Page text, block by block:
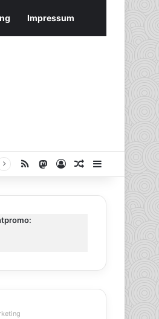
Impressum
RSS Mastodon
AnmeldenZufälliger